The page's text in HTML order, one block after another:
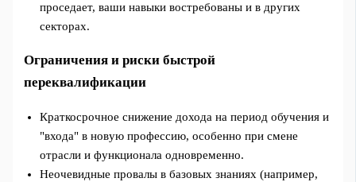
проседает, ваши навыки востребованы и в других
секторах.
Ограничения и риски быстрой
переквалификации
Краткосрочное снижение дохода на период обучения и
"входа" в новую профессию, особенно при смене
отрасли и функционала одновременно.
Неочевидные провалы в базовых знаниях (например,